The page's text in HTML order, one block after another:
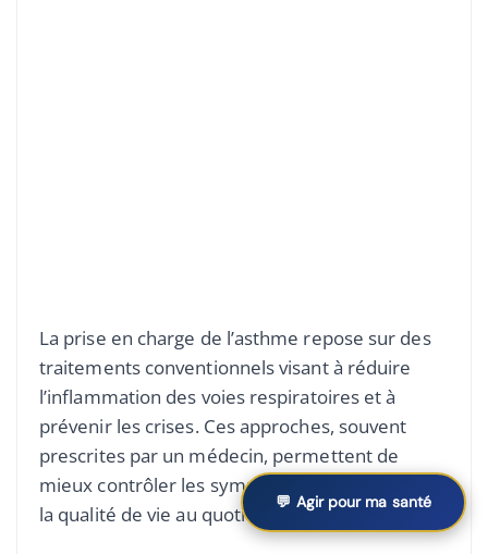
La prise en charge de l’asthme repose sur des
traitements conventionnels visant à réduire
l’inflammation des voies respiratoires et à
prévenir les crises. Ces approches, souvent
prescrites par un médecin, permettent de
mieux contrôler les symptômes et d’améliorer
la qualité de vie au quotidien.
💬 Agir pour ma santé